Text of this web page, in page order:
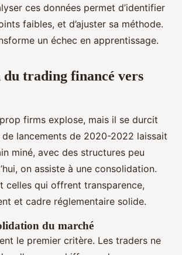
ces données permet d’identifier
faibles, et d’ajuster sa méthode.
un échec en apprentissage.
trading financé vers
firms explose, mais il se durcit
de lancements de 2020-2022 laissait
miné, avec des structures peu
on assiste à une consolidation.
celles qui offrent transparence,
et cadre réglementaire solide.
du marché
le premier critère. Les traders ne